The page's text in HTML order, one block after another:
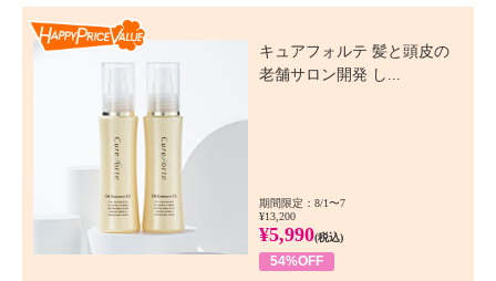
キュアフォルテ 髪と頭皮の
老舗サロン開発 し...
期間限定：8/1〜7
¥13,200
¥5,990(税込)
54%OFF